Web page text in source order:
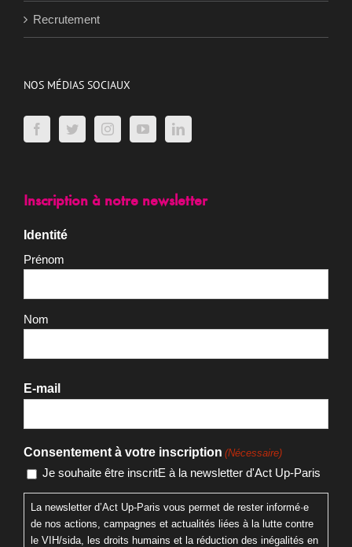
Recrutement
NOS MÉDIAS SOCIAUX
Inscription à notre newsletter
Identité
Prénom
Nom
E-mail
Consentement à votre inscription (Nécessaire)
Je souhaite être inscritE à la newsletter d'Act Up-Paris
La newsletter d’Act Up-Paris vous permet de rester informé·e
de nos actions, campagnes et actualités liées à la lutte contre
le VIH/sida, les droits humains et la réduction des inégalités en